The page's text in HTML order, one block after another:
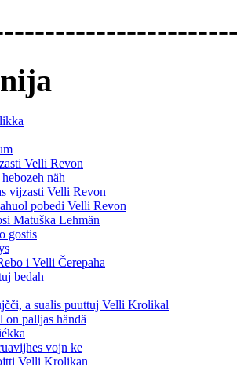
Velli Revon
näh
vijzasti Velli Revon
pobedi Velli Revon
Matuška Lehmän
gostis
i Velli Čerepaha
bedah
a sualis puuttuj Velli Krolikal
palljas händä
vojn ke
Velli Krolikan